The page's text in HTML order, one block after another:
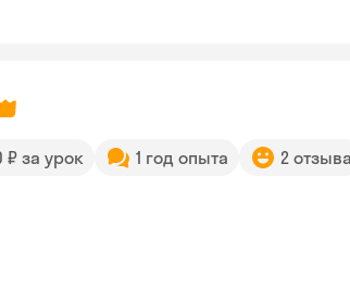
₽ за урок 1 год опыта 2 отзыва